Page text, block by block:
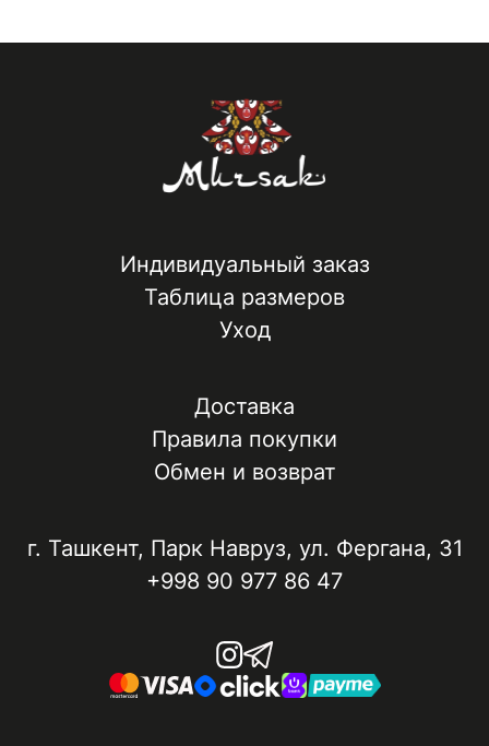
Индивидуальный заказ
Таблица размеров
Уход
Доставка
Правила покупки
Обмен и возврат
г. Ташкент, ​Парк Навруз​, ул. Фергана, 31
+998 90 977 86 47